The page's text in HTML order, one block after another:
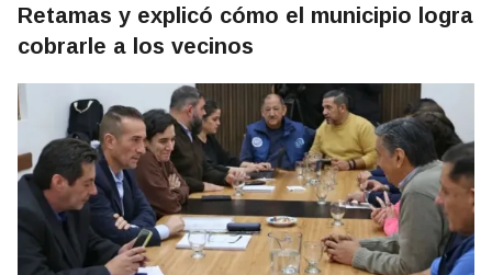
Retamas y explicó cómo el municipio logra
cobrarle a los vecinos